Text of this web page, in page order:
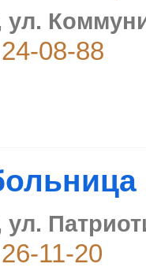
ул.
08-88
ул.
11-20